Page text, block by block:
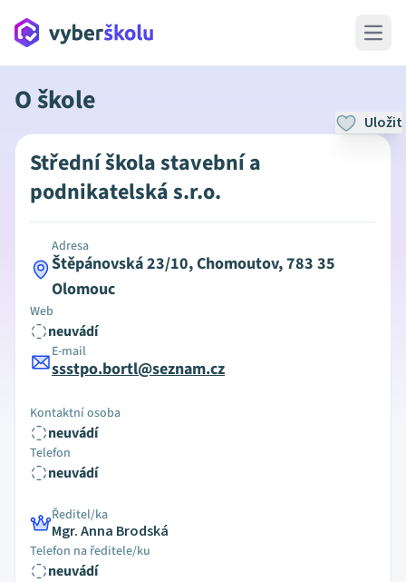
Open
O škole
Uložit
Střední škola stavební a
podnikatelská s.r.o.
Adresa
Štěpánovská 23/10, Chomoutov, 783 35
Olomouc
Web
neuvádí
E-mail
ssstpo.bortl@seznam.cz
Kontaktní osoba
neuvádí
Telefon
neuvádí
Ředitel/ka
Mgr. Anna Brodská
Telefon na ředitele/ku
neuvádí